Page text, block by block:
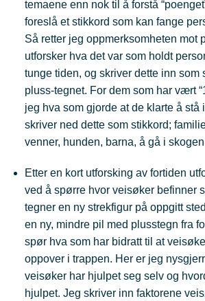
temaene enn nok til å forstå
foreslå et stikkord som kan fange
Så retter jeg oppmerksomheten mot
utforsker hva det var som holdt
tunge tiden, og skriver dette inn som
pluss-tegnet. For dem som har vært
jeg hva som gjorde at de klarte å stå
skriver ned dette som stikkord;
venner, hunden, barna, å gå i
Etter en kort utforsking av fortiden
ved å spørre hvor veisøker befinner
tegner en ny strekfigur på oppgitt
en ny, mindre pil med plusstegn fra
spør hva som har bidratt til at
oppover i trappen. Her er jeg
veisøker har hjulpet seg selv og
hjulpet. Jeg skriver inn faktorene